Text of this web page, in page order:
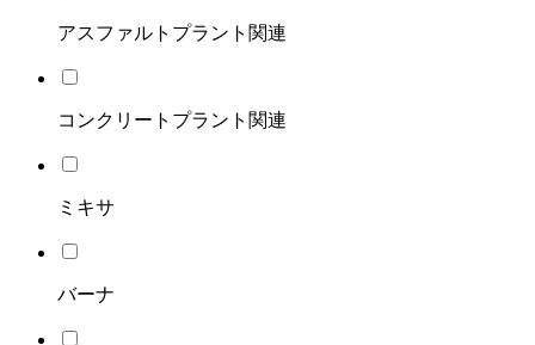
アスファルトプラント関連
コンクリートプラント関連
ミキサ
バーナ